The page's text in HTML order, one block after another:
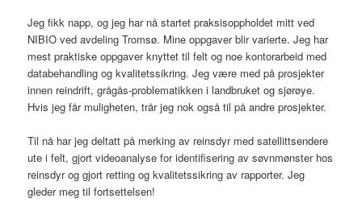
Jeg fikk napp, og jeg har nå startet praksisoppholdet mitt ved
NIBIO ved avdeling Tromsø. Mine oppgaver blir varierte. Jeg har
mest praktiske oppgaver knyttet til felt og noe kontorarbeid med
databehandling og kvalitetssikring. Jeg være med på prosjekter
innen reindrift, grågås-problematikken i landbruket og sjørøye.
Hvis jeg får muligheten, trår jeg nok også til på andre prosjekter.
Til nå har jeg deltatt på merking av reinsdyr med satellittsendere
ute i felt, gjort videoanalyse for identifisering av søvnmønster hos
reinsdyr og gjort retting og kvalitetssikring av rapporter. Jeg
gleder meg til fortsettelsen!